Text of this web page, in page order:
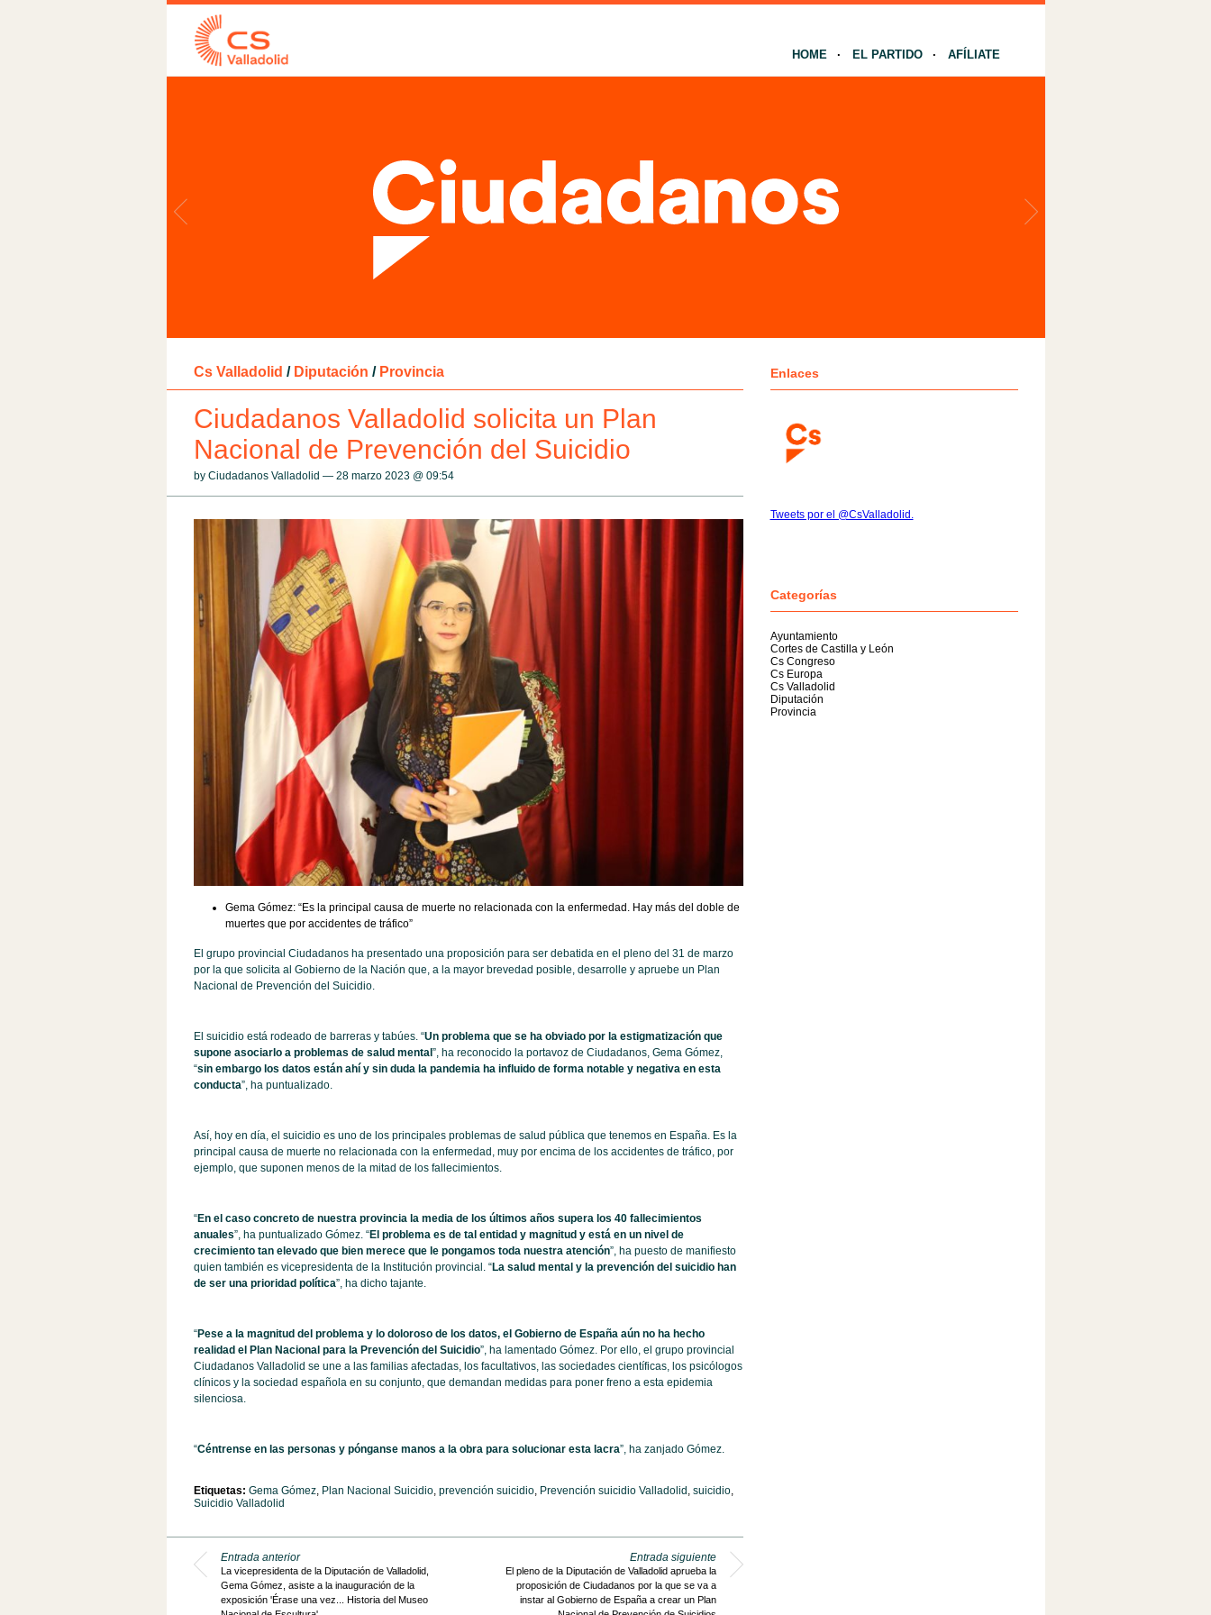
HOME EL PARTIDO AFÍLIATE
Cs Valladolid / Diputación / Provincia
Ciudadanos Valladolid solicita un Plan
Nacional de Prevención del Suicidio
by Ciudadanos Valladolid — 28 marzo 2023 @ 09:54
Gema Gómez: “Es la principal causa de muerte no relacionada con la enfermedad. Hay más del doble de
muertes que por accidentes de tráfico”
El grupo provincial Ciudadanos ha presentado una proposición para ser debatida en el pleno del 31 de marzo
por la que solicita al Gobierno de la Nación que, a la mayor brevedad posible, desarrolle y apruebe un Plan
Nacional de Prevención del Suicidio.
El suicidio está rodeado de barreras y tabúes. “Un problema que se ha obviado por la estigmatización que
supone asociarlo a problemas de salud mental”, ha reconocido la portavoz de Ciudadanos, Gema Gómez,
“sin embargo los datos están ahí y sin duda la pandemia ha influido de forma notable y negativa en esta
conducta”, ha puntualizado.
Así, hoy en día, el suicidio es uno de los principales problemas de salud pública que tenemos en España. Es la
principal causa de muerte no relacionada con la enfermedad, muy por encima de los accidentes de tráfico, por
ejemplo, que suponen menos de la mitad de los fallecimientos.
“En el caso concreto de nuestra provincia la media de los últimos años supera los 40 fallecimientos
anuales”, ha puntualizado Gómez. “El problema es de tal entidad y magnitud y está en un nivel de
crecimiento tan elevado que bien merece que le pongamos toda nuestra atención”, ha puesto de manifiesto
quien también es vicepresidenta de la Institución provincial. “La salud mental y la prevención del suicidio han
de ser una prioridad política”, ha dicho tajante.
“Pese a la magnitud del problema y lo doloroso de los datos, el Gobierno de España aún no ha hecho
realidad el Plan Nacional para la Prevención del Suicidio”, ha lamentado Gómez. Por ello, el grupo provincial
Ciudadanos Valladolid se une a las familias afectadas, los facultativos, las sociedades científicas, los psicólogos
clínicos y la sociedad española en su conjunto, que demandan medidas para poner freno a esta epidemia
silenciosa.
“Céntrense en las personas y pónganse manos a la obra para solucionar esta lacra”, ha zanjado Gómez.
Etiquetas: Gema Gómez, Plan Nacional Suicidio, prevención suicidio, Prevención suicidio Valladolid suicidio,
Suicidio Valladolid
Entrada anterior
La vicepresidenta de la Diputación de Valladolid,
Gema Gómez, asiste a la inauguración de la
exposición 'Érase una vez... Historia del Museo
Entrada siguiente
El pleno de la Diputación de Valladolid aprueba la
proposición de Ciudadanos por la que se va a
instar al Gobierno de España a crear un Plan
Enlaces
Tweets por el @CsValladolid.
Categorías
Ayuntamiento
Cortes de Castilla y León
Cs Congreso
Cs Europa
Cs Valladolid
Diputación
Provincia